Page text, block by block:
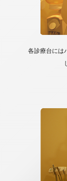
各診療台には